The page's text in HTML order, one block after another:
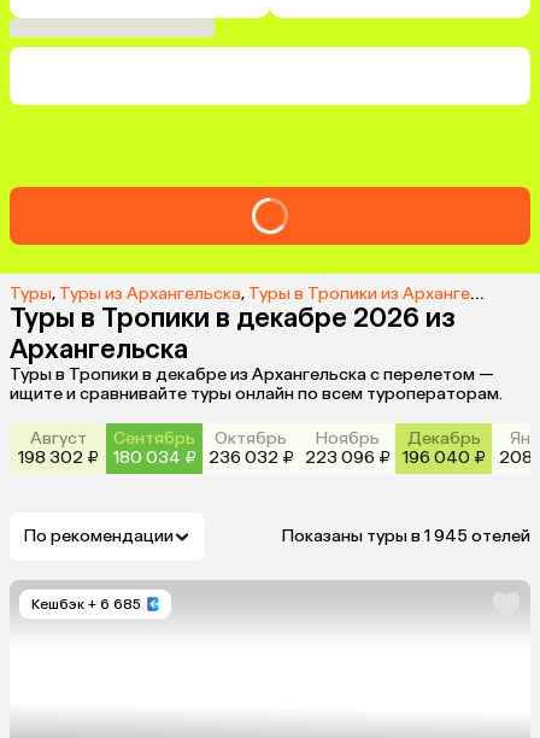
Туры, Туры из Архангельска, Туры в Тропики из Архангельска
Туры в Тропики в декабре 2026 из
Архангельска
Туры в Тропики в декабре из Архангельска с перелетом —
ищите и сравнивайте туры онлайн по всем туроператорам.
Август
198 302 ₽
Сентябрь
180 034 ₽
Октябрь
236 032 ₽
Ноябрь
223 096 ₽
Декабрь
196 040 ₽
208
По рекомендации Показаны туры в 1 945 отелей
Кешбэк + 6 685